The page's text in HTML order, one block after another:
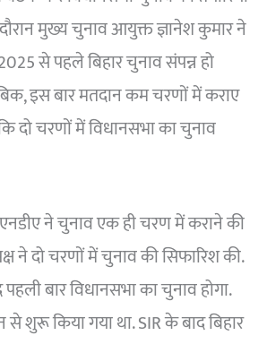
मुख्य चुनाव आयुक्त ज्ञानेश कुमार ने
से पहले बिहार चुनाव संपन्न हो
इस बार मतदान कम चरणों में कराए
दो चरणों में विधानसभा का चुनाव
ने चुनाव एक ही चरण में कराने की
ने दो चरणों में चुनाव की सिफारिश की.
बार विधानसभा का चुनाव होगा.
से शुरू किया गया था. SIR के बाद बिहार